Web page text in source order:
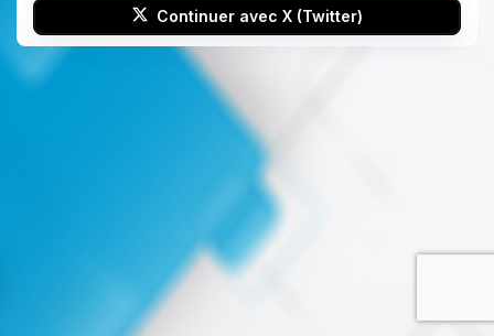
Continuer avec X (Twitter)